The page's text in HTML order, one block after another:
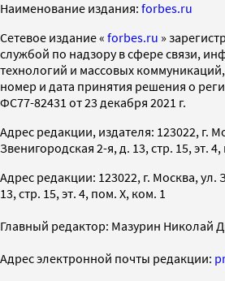
Наименование издания: forbes.ru
Cетевое издание « forbes.ru »
службой по надзору в сфере связи,
технологий и массовых
номер и дата принятия решения о
ФС77-82431 от 23 декабря 2021 г.
Адрес редакции, издателя: 123022, г.
Звенигородская 2-я, д. 13, стр. 15, эт.
Адрес редакции: 123022, г. Москва, ул.
13, стр. 15, эт. 4, пом. X, ком. 1
Главный редактор: Мазурин Николай
Адрес электронной почты редакции: